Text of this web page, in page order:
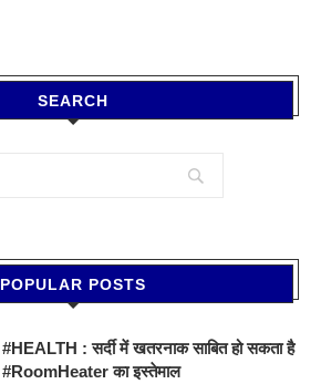
SEARCH
POPULAR POSTS
#HEALTH : सर्दी में खतरनाक साबित हो सकता है
#RoomHeater का इस्तेमाल